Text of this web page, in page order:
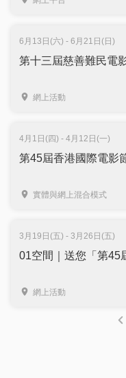
6月13日(六) - 6月21日(日)
第十三屆慈善難民電
網上活動
4月1日(四) - 4月12日(一)
第45屆香港國際電影
實體與網上混合模式
3月19日(五) - 3月26日(五)
01空間｜送您「第45
網上活動